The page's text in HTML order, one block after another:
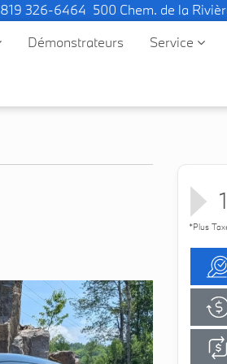
819 326-6464 500 Chem. de la
Démonstrateurs Service
*Plus